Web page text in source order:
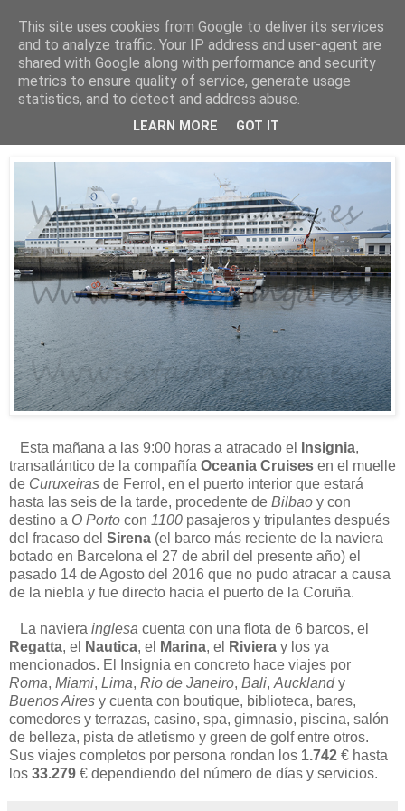
Está de pinga
16/8/16
Esta mañana a las 9:00 horas a atracado el Insignia,
transatlántico de la compañía Oceania Cruises en el muelle
de Curuxeiras de Ferrol, en el puerto interior que estará
hasta las seis de la tarde, procedente de Bilbao y con
destino a O Porto con 1100 pasajeros y tripulantes después
del fracaso del Sirena (el barco más reciente de la naviera
botado en Barcelona el 27 de abril del presente año) el
pasado 14 de Agosto del 2016 que no pudo atracar a causa
de la niebla y fue directo hacia el puerto de la Coruña.
La naviera inglesa cuenta con una flota de 6 barcos, el
Regatta, el Nautica, el Marina, el Riviera y los ya
mencionados. El Insignia en concreto hace viajes por
Roma, Miami, Lima, Rio de Janeiro, Bali, Aucklandy
Buenos Aires y cuenta con boutique, biblioteca, bares,
comedores y terrazas, casino, spa, gimnasio, piscina, salón
de belleza, pista de atletismo y green de golf entre otros.
Sus viajes completos por persona rondan los 1.742 € hasta
los 33.279 € dependiendo del número de días y servicios.
This site uses cookies from Google to deliver its services
and to analyze traffic. Your IP address and user-agent are
shared with Google along with performance and security
metrics to ensure quality of service, generate usage
statistics, and to detect and address abuse.
LEARN MORE GOT IT